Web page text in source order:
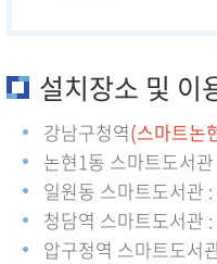
설치장소 및 이
강남구청역(스마트논
논현1동 스마트도서
일원동 스마트도서관
청담역 스마트도서관
압구정역 스마트도서